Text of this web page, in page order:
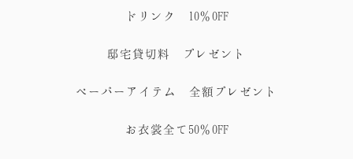
ドリンク 10％OFF
邸宅貸切料 プレゼント
ペーパーアイテム 全額プレゼント
お衣裳全て50％OFF